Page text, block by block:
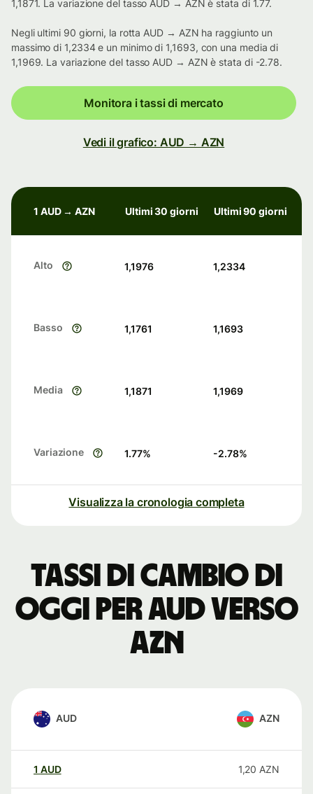
1,1871. La variazione del tasso AUD → AZN è stata di 1.77.
Negli ultimi 90 giorni, la rotta AUD → AZN ha raggiunto un
massimo di 1,2334 e un minimo di 1,1693, con una media di
1,1969. La variazione del tasso AUD → AZN è stata di -2.78.
Monitora i tassi di mercato
Vedi il grafico: AUD → AZN
1 AUD → AZN Ultimi 30 giorni Ultimi 90 giorni
Alto 1,1976 1,2334
Basso 1,1761 1,1693
Media 1,1871 1,1969
Variazione 1.77% -2.78%
Visualizza la cronologia completa
Tassi di cambio di
oggi per AUD verso
AZN
AUD AZN
1 AUD 1,20 AZN